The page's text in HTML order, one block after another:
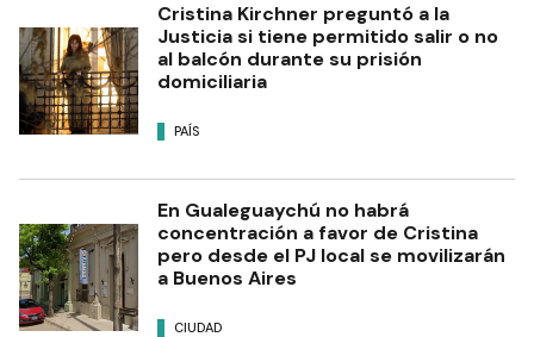
Cristina Kirchner preguntó a la
Justicia si tiene permitido salir o no
al balcón durante su prisión
domiciliaria
PAÍS
En Gualeguaychú no habrá
concentración a favor de Cristina
pero desde el PJ local se movilizarán
a Buenos Aires
CIUDAD